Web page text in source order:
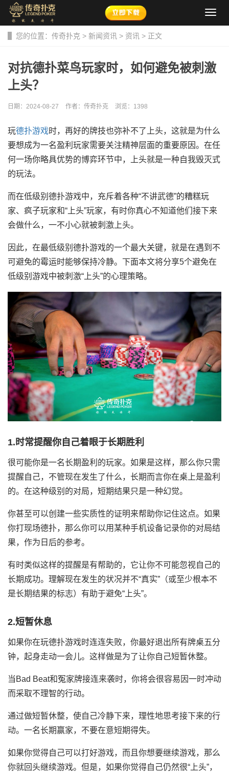
导
您的位置： 传奇扑克 > 新闻资讯 > 资讯 > 正文
对抗德扑菜鸟玩家时，如何避免被刺激
上头？
日期：2024-08-27 作者：传奇扑克 浏览： 1398
玩德扑游戏时，再好的牌技也弥补不了上头，这就是为什么
要想成为一名盈利玩家需要关注精神层面的重要原因。在任
何一场你略具优势的博弈环节中，上头就是一种自我毁灭式
的玩法。
而在低级别德扑游戏中，充斥着各种“不讲武德”的糟糕玩
家、疯子玩家和“上头”玩家，有时你真心不知道他们接下来
会做什么，一不小心就被刺激上头。
因此，在最低级别德扑游戏的一个最大关键，就是在遇到不
可避免的霉运时能够保持冷静。下面本文将分享5个避免在
低级别游戏中被刺激“上头”的心理策略。
1.时常提醒你自己着眼于长期胜利
很可能你是一名长期盈利的玩家。如果是这样，那么你只需
提醒自己，不管现在发生了什么，长期而言你在桌上是盈利
的。在这种级别的对局，短期结果只是一种幻觉。
你甚至可以创建一些实质性的证明来帮助你记住这点。如果
你打现场德扑，那么你可以用某种手机设备记录你的对局结
果，作为日后的参考。
有时类似这样的提醒是有帮助的，它让你不可能忽视自己的
长期成功。理解现在发生的状况并不“真实”（或至少根本不
是长期结果的标志）有助于避免“上头”。
2.短暂休息
如果你在玩德扑游戏时连连失败，你最好退出所有牌桌五分
钟，起身走动一会儿。这样做是为了让你自己短暂休整。
当Bad Beat和冤家牌接连来袭时，你将会很容易因一时冲动
而采取不理智的行动。
通过做短暂休整，使自己冷静下来，理性地思考接下来的行
动。一名长期赢家，不要在意短期得失。
如果你觉得自己可以打好游戏，而且你想要继续游戏，那么
你就回头继续游戏。但是，如果你觉得自己仍然很“上头”，